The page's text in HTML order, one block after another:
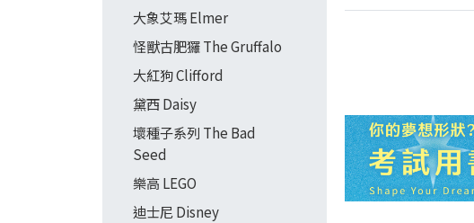
大象艾瑪 Elmer
怪獸古肥玀 The Gruffalo
大紅狗 Clifford
黛西 Daisy
壞種子系列 The Bad
Seed
樂高 LEGO
迪士尼 Disney